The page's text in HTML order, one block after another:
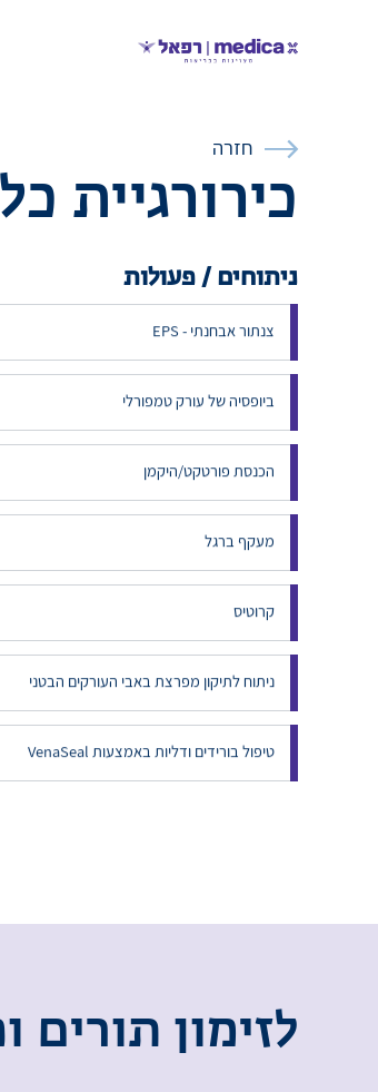
חזרה
כירורגיית
ניתוחים / פעולות
צנתור אבחנתי - EPS
ביופסיה של עורק טמפורלי
הכנסת פורטקט/היקמן
מעקף ברגל
קרוטיס
ניתוח לתיקון מפרצת באבי העורקים הבטני
טיפול בורידים ודליות באמצעות VenaSeal
לזימון תורים ו